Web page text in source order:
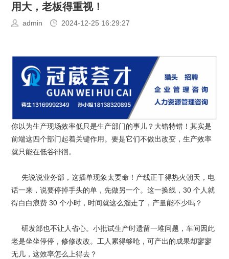
用大，老板得重视！
admin 2024-12-25 16:29:27
你以为生产现场效率低只是生产部门的事儿？大错特错！其实是
前端这四个部门起着关键作用。要是它们不做出改变，生产效率
就只能在低谷徘徊。
先说说业务部，这插单现象太要命！产线正干得热火朝天，电
话一来，说要停掉手头的单，先做另一个。这一换线，30 个人就
得白白浪费 30 个小时，时间就这么溜走了，产量能不少吗？
研发部也不让人省心。小批试生产时遗留一堆问题，车间因此
老是坐坐停停，修修改改。工人累得够呛，可产出的成果却寥寥
无几，这效率怎么上得去？